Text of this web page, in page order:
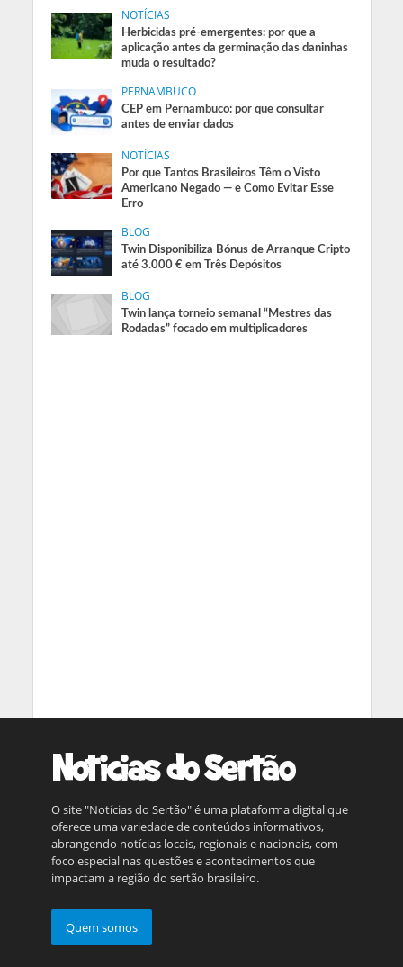
NOTÍCIAS
Herbicidas pré-emergentes: por que a
aplicação antes da germinação das daninhas
muda o resultado?
PERNAMBUCO
CEP em Pernambuco: por que consultar
antes de enviar dados
NOTÍCIAS
Por que Tantos Brasileiros Têm o Visto
Americano Negado — e Como Evitar Esse
Erro
BLOG
Twin Disponibiliza Bónus de Arranque Cripto
até 3.000 € em Três Depósitos
BLOG
Twin lança torneio semanal “Mestres das
Rodadas” focado em multiplicadores
O site "Notícias do Sertão" é uma plataforma digital que
oferece uma variedade de conteúdos informativos,
abrangendo notícias locais, regionais e nacionais, com
foco especial nas questões e acontecimentos que
impactam a região do sertão brasileiro.
Quem somos